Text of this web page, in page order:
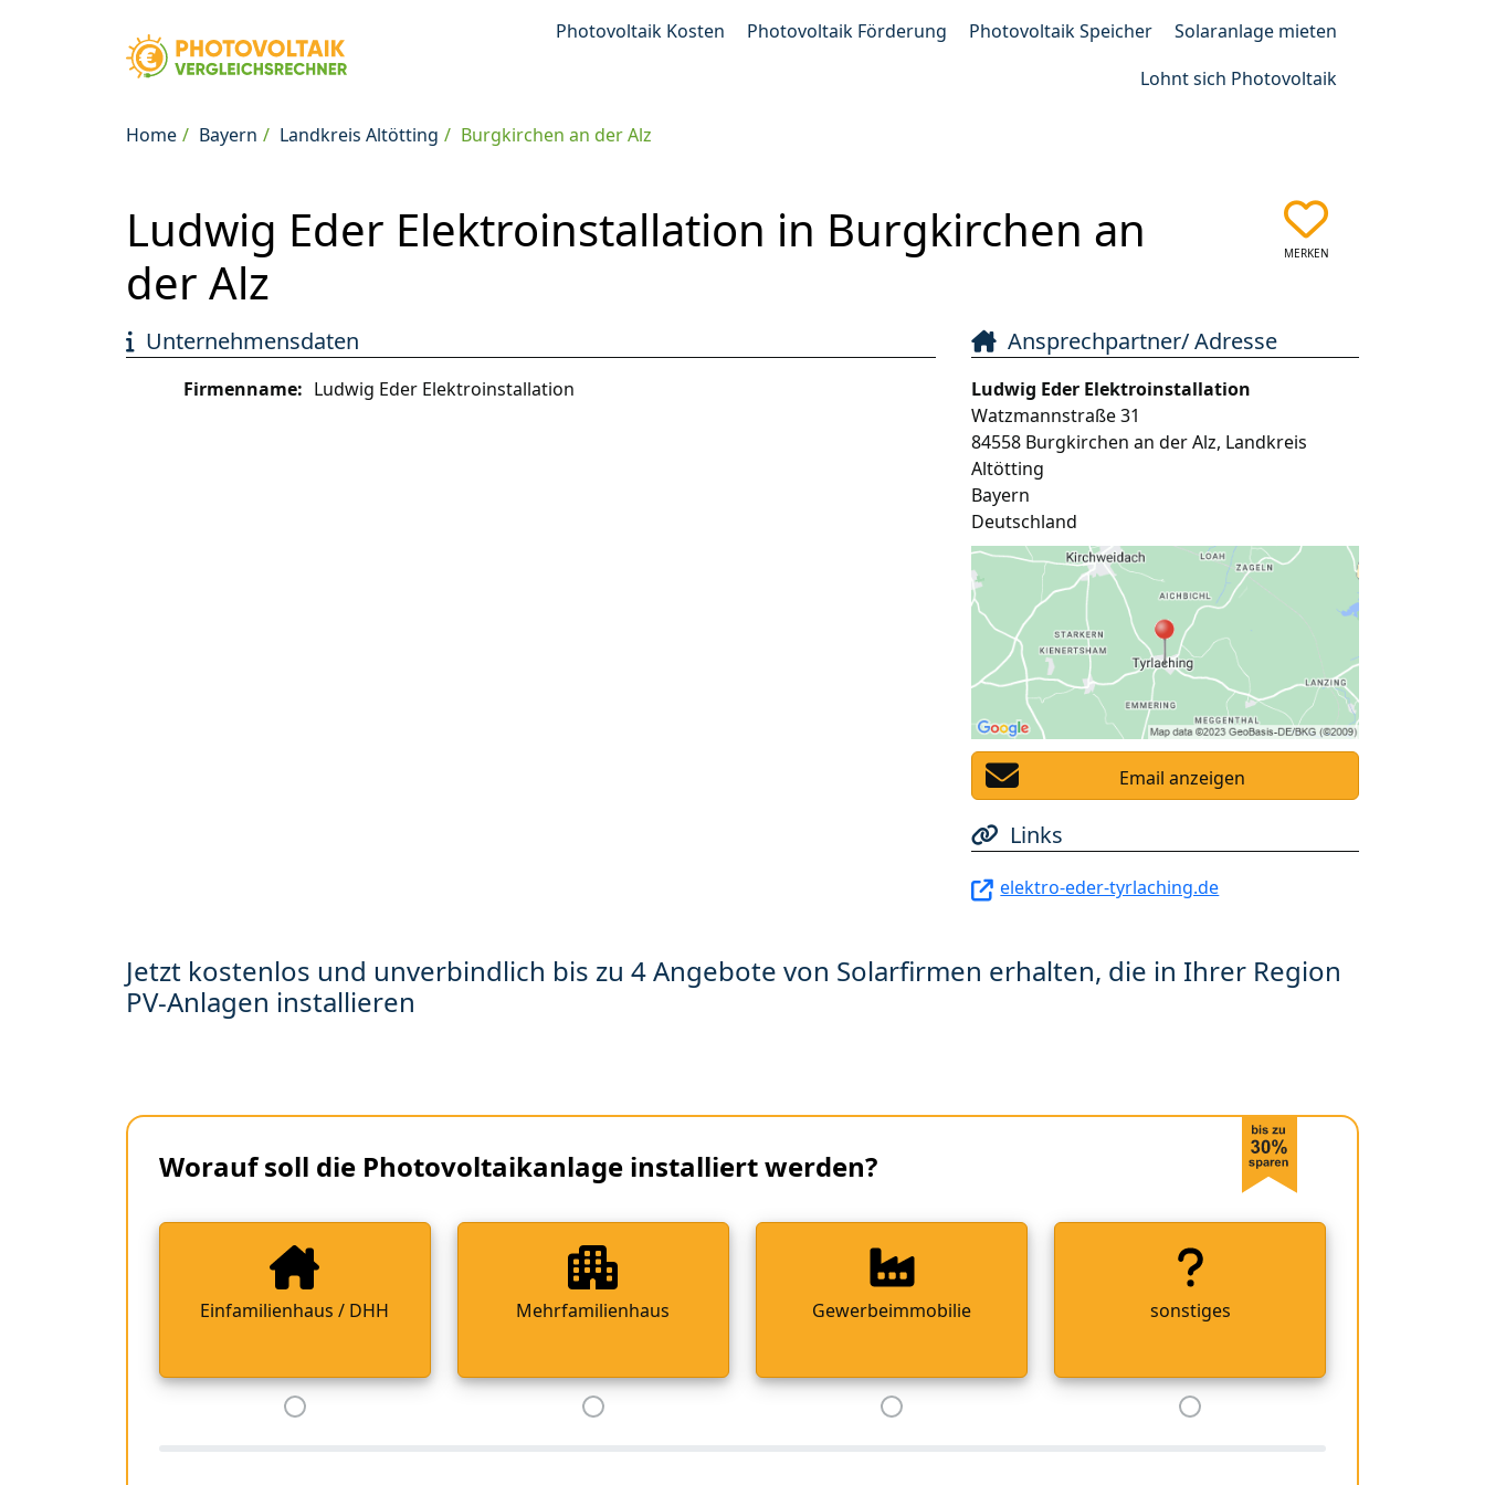
Photovoltaik Kosten Photovoltaik Förderung Photovoltaik Speicher
Solaranlage mieten
Lohnt sich Photovoltaik
Home Bayern Landkreis Altötting Burgkirchen an der Alz
Ludwig Eder Elektroinstallation in Burgkirchen an
der Alz
MERKEN
Unternehmensdaten
Firmenname: Ludwig Eder Elektroinstallation
Ansprechpartner/ Adresse
Ludwig Eder Elektroinstallation
Watzmannstraße 31
84558 Burgkirchen an der Alz, Landkreis
Altötting
Bayern
Deutschland
Email anzeigen
Links
elektro-eder-tyrlaching.de
Jetzt kostenlos und unverbindlich bis zu 4 Angebote von Solarfirmen erhalten, die in Ihrer Region
PV-Anlagen installieren
Worauf soll die Photovoltaikanlage installiert werden?
Einfamilienhaus / DHH Mehrfamilienhaus Gewerbeimmobilie sonstiges